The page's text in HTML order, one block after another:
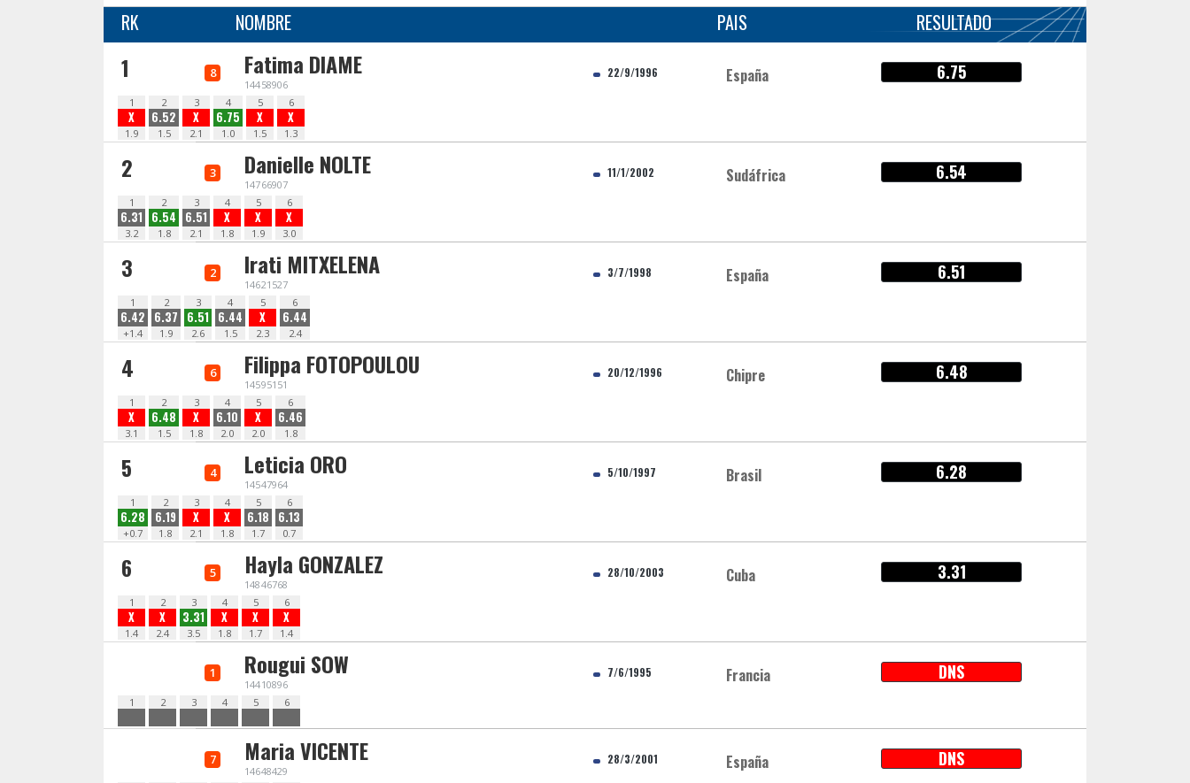
RK NOMBRE PAIS RESULTADO
1 8 Fatima DIAME
14458906
22/9/1996 España 6.75
1
X
1.9
2
6.52
1.5
3
X
2.1
4
6.75
1.0
5
X
1.5
6
X
1.3
2 3 Danielle NOLTE
14766907
11/1/2002 Sudáfrica 6.54
1
6.31
3.2
2
6.54
1.8
3
6.51
2.1
4
X
1.8
5
X
1.9
6
X
3.0
3 2 Irati MITXELENA
14621527
3/7/1998 España 6.51
1
6.42
+1.4
2
6.37
1.9
3
6.51
2.6
4
6.44
1.5
5
X
2.3
6
6.44
2.4
4 6 Filippa FOTOPOULOU
14595151
20/12/1996 Chipre 6.48
1
X
3.1
2
6.48
1.5
3
X
1.8
4
6.10
2.0
5
X
2.0
6
6.46
1.8
5 4 Leticia ORO
14547964
5/10/1997 Brasil 6.28
1
6.28
+0.7
2
6.19
1.8
3
X
2.1
4
X
1.8
5
6.18
1.7
6
6.13
0.7
6 5 Hayla GONZALEZ
14846768
28/10/2003 Cuba 3.31
1
X
1.4
2
X
2.4
3
3.31
3.5
4
X
1.8
5
X
1.7
6
X
1.4
1 Rougui SOW
14410896
7/6/1995 Francia DNS
1 2 3 4 5 6
7 Maria VICENTE
14648429
28/3/2001 España DNS